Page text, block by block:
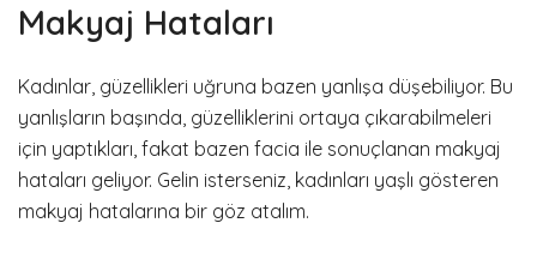
Makyaj Hataları
Kadınlar, güzellikleri uğruna bazen yanlışa düşebiliyor. Bu
yanlışların başında, güzelliklerini ortaya çıkarabilmeleri
için yaptıkları, fakat bazen facia ile sonuçlanan makyaj
hataları geliyor. Gelin isterseniz, kadınları yaşlı gösteren
makyaj hatalarına bir göz atalım.